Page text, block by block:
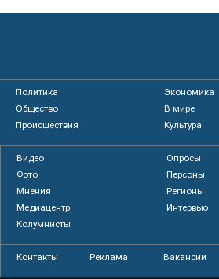
Политика
Экономика
Общество
В мире
Происшествия
Культура
Видео
Опросы
Фото
Персоны
Мнения
Регионы
Медиацентр
Интервью
Колумнисты
Контакты Реклама Вакансии